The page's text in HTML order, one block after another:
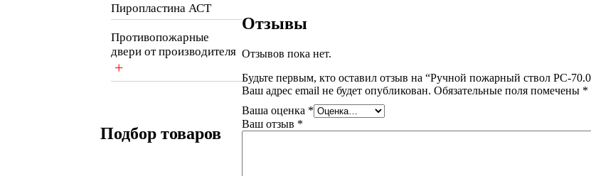
Пиропластина АСТ
Противопожарные
двери от производителя
+
Подбор товаров
Отзывы
Отзывов пока нет.
Будьте первым, кто оставил отзыв на “Ручной пожарный ствол РС-
Ваш адрес email не будет опубликован. Обязательные поля помечены *
Ваша оценка *
Ваш отзыв *